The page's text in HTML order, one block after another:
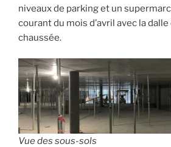
niveaux de parking et un
courant du mois d’avril avec la
chaussée.
Vue des sous-sols